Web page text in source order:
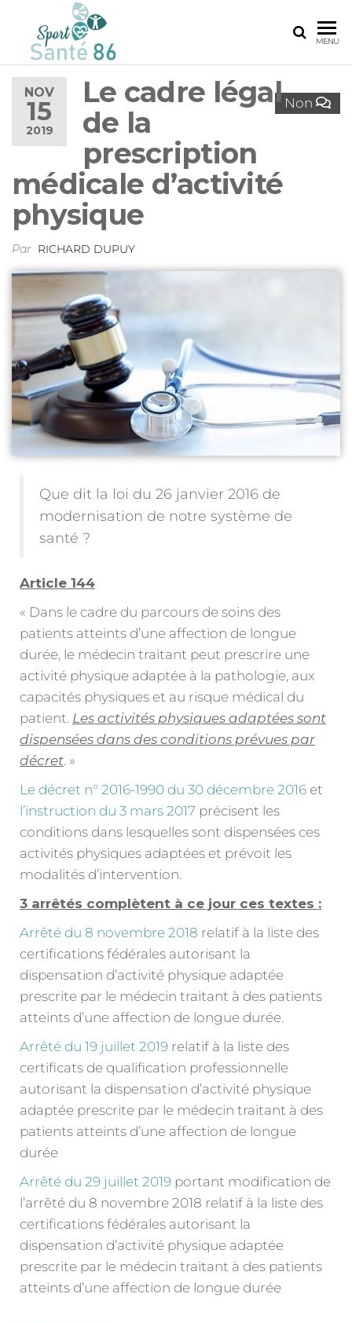
SANTÉ
86
santé
Vienne
MENU
NOV
15
2019
Non
Le cadre légal
de la
prescription
médicale d’activité
physique
Par RICHARD DUPUY
Que dit la loi du 26 janvier 2016 de
modernisation de notre système de
santé ?
Article 144
« Dans le cadre du parcours de soins des
patients atteints d’une affection de longue
durée, le médecin traitant peut prescrire une
activité physique adaptée à la pathologie, aux
capacités physiques et au risque médical du
patient. Les activités physiques adaptées sont
dispensées dans des conditions prévues par
décret. »
Le décret n° 2016-1990 du 30 décembre 2016 et
l’instruction du 3 mars 2017 précisent les
conditions dans lesquelles sont dispensées ces
activités physiques adaptées et prévoit les
modalités d’intervention.
3 arrêtés complètent à ce jour ces textes :
Arrêté du 8 novembre 2018 relatif à la liste des
certifications fédérales autorisant la
dispensation d’activité physique adaptée
prescrite par le médecin traitant à des patients
atteints d’une affection de longue durée.
Arrêté du 19 juillet 2019 relatif à la liste des
certificats de qualification professionnelle
autorisant la dispensation d’activité physique
adaptée prescrite par le médecin traitant à des
patients atteints d’une affection de longue
durée
Arrêté du 29 juillet 2019 portant modification de
l’arrêté du 8 novembre 2018 relatif à la liste des
certifications fédérales autorisant la
dispensation d’activité physique adaptée
prescrite par le médecin traitant à des patients
atteints d’une affection de longue durée